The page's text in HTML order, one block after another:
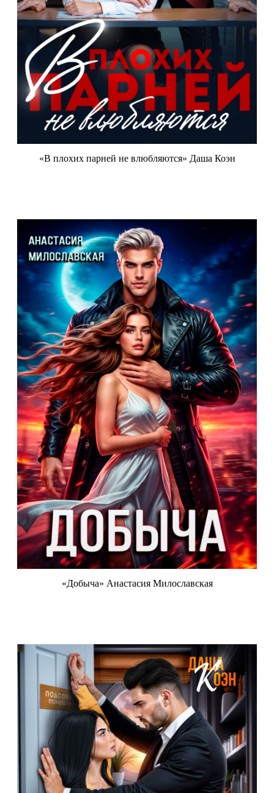
«В плохих парней не влюбляются» Даша Коэн
«Добыча» Анастасия Милославская